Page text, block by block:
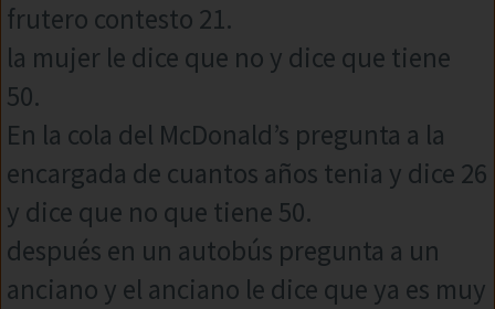
frutero contesto 21.
la mujer le dice que no y dice que tiene
50.
En la cola del McDonald’s pregunta a la
encargada de cuantos años tenia y dice 26
y dice que no que tiene 50.
después en un autobús pregunta a un
anciano y el anciano le dice que ya es muy